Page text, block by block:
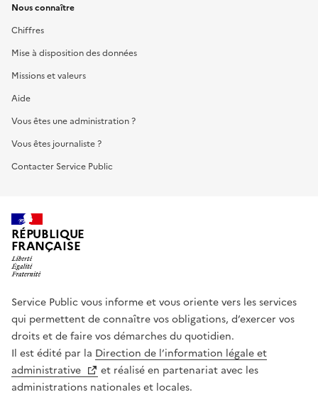
Nous connaître
Chiffres
Mise à disposition des données
Missions et valeurs
Aide
Vous êtes une administration ?
Vous êtes journaliste ?
Contacter Service Public
RÉPUBLIQUE
FRANÇAISE
Service Public vous informe et vous oriente vers les services
qui permettent de connaître vos obligations, d’exercer vos
droits et de faire vos démarches du quotidien.
Il est édité par la Direction de l’information légale et
administrative
et réalisé en partenariat avec les
administrations nationales et locales.